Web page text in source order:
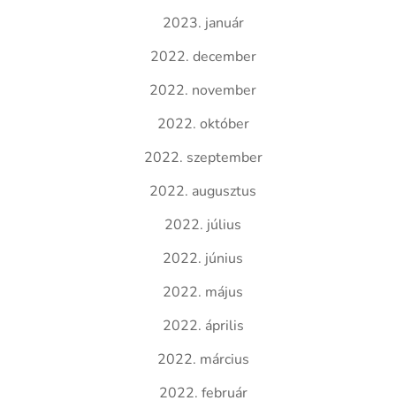
2023. január
2022. december
2022. november
2022. október
2022. szeptember
2022. augusztus
2022. július
2022. június
2022. május
2022. április
2022. március
2022. február